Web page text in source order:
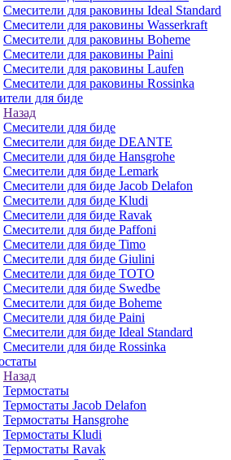
Смесители для раковины Ideal Standard
Смесители для раковины Wasserkraft
Смесители для раковины Boheme
Смесители для раковины Paini
Смесители для раковины Laufen
Смесители для раковины Rossinka
для биде
Назад
Смесители для биде
Смесители для биде DEANTE
Смесители для биде Hansgrohe
Смесители для биде Lemark
Смесители для биде Jacob Delafon
Смесители для биде Kludi
Смесители для биде Ravak
Смесители для биде Paffoni
Смесители для биде Timo
Смесители для биде Giulini
Смесители для биде TOTO
Смесители для биде Swedbe
Смесители для биде Boheme
Смесители для биде Paini
Смесители для биде Ideal Standard
Смесители для биде Rossinka
Назад
Термостаты
Термостаты Jacob Delafon
Термостаты Hansgrohe
Термостаты Kludi
Термостаты Ravak